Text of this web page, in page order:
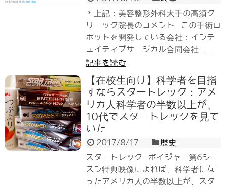
＊上記：美容整形外科大手の高須ク
リニック院長のコメント この手術ロ
ボットを開発している会社：インテ
ュイティブサージカル合同会社 ...
記事を読む
【在校生向け】科学者を目指
すならスタートレック：アメ
リカ人科学者の半数以上が、
10代でスタートレックを見て
いた
2017/8/17
歴史
スタートレック ボイジャー第6シー
ズン特典映像によれば、科学者にな
ったアメリカ人の半数以上が、スタ